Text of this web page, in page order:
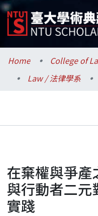
Communities &
Research Outputs
Statistics
Home
College of
Law / 法律學系
在棄權與爭產
與行動者二元
實踐